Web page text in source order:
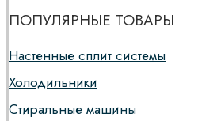
ПОПУЛЯРНЫЕ ТОВАРЫ
Настенные сплит системы
Холодильники
Стиральные машины